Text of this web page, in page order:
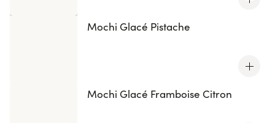
Mochi Glacé Pistache
Mochi Glacé Framboise Citron